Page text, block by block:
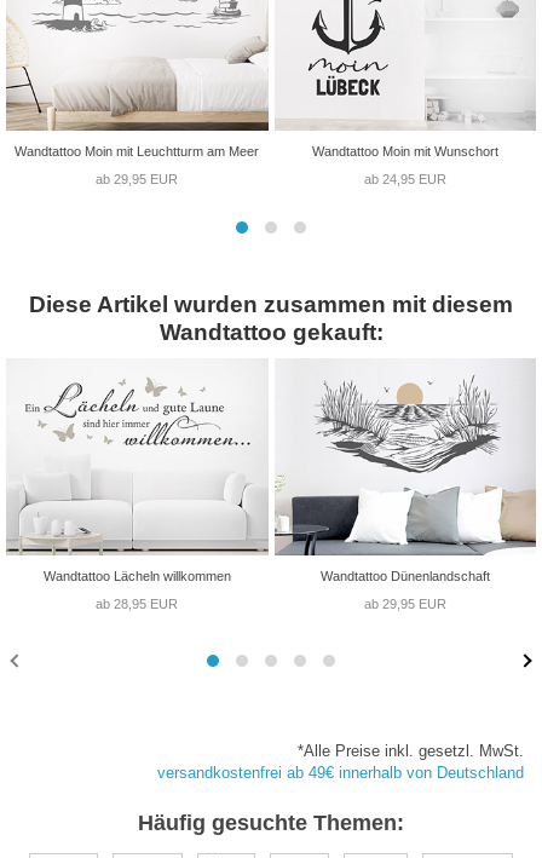
Wandtattoo Moin mit Leuchtturm am Meer
ab 29,95 EUR
Wandtattoo Moin mit Wunschort
ab 24,95 EUR
Diese Artikel wurden zusammen mit diesem
Wandtattoo gekauft:
Wandtattoo Lächeln willkommen
ab 28,95 EUR
Wandtattoo Dünenlandschaft
ab 29,95 EUR
*Alle Preise inkl. gesetzl. MwSt.
versandkostenfrei ab 49€ innerhalb von Deutschland
Häufig gesuchte Themen: